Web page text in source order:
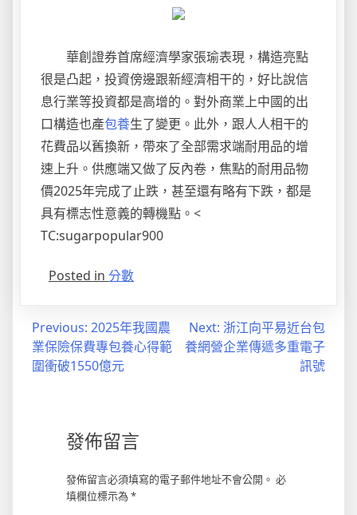
華創證券首席經濟學家張瑜表現，構造亮點
很是凸起，投資傍邊跟新經濟相干的，好比說信
息行業等投資都是高增的。對外商業上中國的出
口構造也產包養生了變更。此外，跟人人相干的
花費品以舊換新，帶來了全部需求端耐用品的增
速上升。供應端又做了反內卷，焦點的耐用品物
價2025年完成了止跌，甚至還有略有下跌，都是
具有標志性意義的轉機點。<
TC:sugarpopular900
Posted in 分數
Previous: 2025年我國農
業保險保費專包養心得範
圍衝破1550億元
Next: 浙江向平易近台包
養網營企業傳遞多重電子
訊號
發佈留言
發佈留言必須填寫的電子郵件地址不會公開。 必
填欄位標示為 *